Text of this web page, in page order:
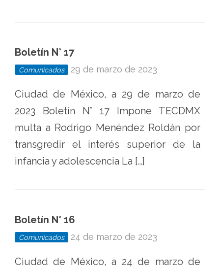
Boletín N° 17
Comunicados 29 de marzo de 2023
Ciudad de México, a 29 de marzo de
2023 Boletín N° 17 Impone TECDMX
multa a Rodrigo Menéndez Roldán por
transgredir el interés superior de la
infancia y adolescencia La […]
Boletín N° 16
Comunicados 24 de marzo de 2023
Ciudad de México, a 24 de marzo de